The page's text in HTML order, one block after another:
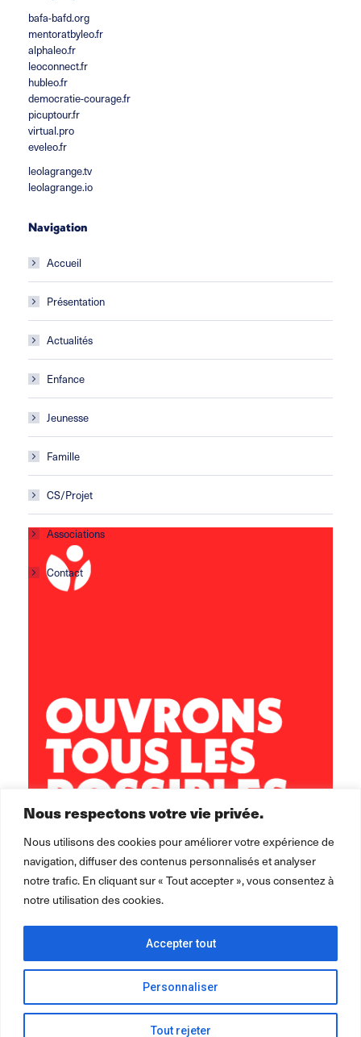
Nous respectons votre vie privée.
Nous utilisons des cookies pour améliorer votre expérience de
navigation, diffuser des contenus personnalisés et analyser
notre trafic. En cliquant sur « Tout accepter », vous consentez à
notre utilisation des cookies.
Personnaliser
Tout rejeter
Accepter tout
bafa-bafd.org
mentoratbyleo.fr
alphaleo.fr
leoconnect.fr
hubleo.fr
democratie-courage.fr
picuptour.fr
virtual.pro
eveleo.fr
leolagrange.tv
leolagrange.io
Navigation
Accueil
Présentation
Actualités
Enfance
Jeunesse
Famille
CS/Projet
Associations
Contact
brest.horizons@leolagrange.org